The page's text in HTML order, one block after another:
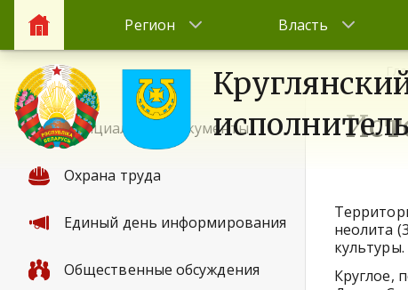
Регион Власть
Официальные документы
Охрана труда
Единый день информирования
Общественные обсуждения
неолита
культуры.
Круглое,